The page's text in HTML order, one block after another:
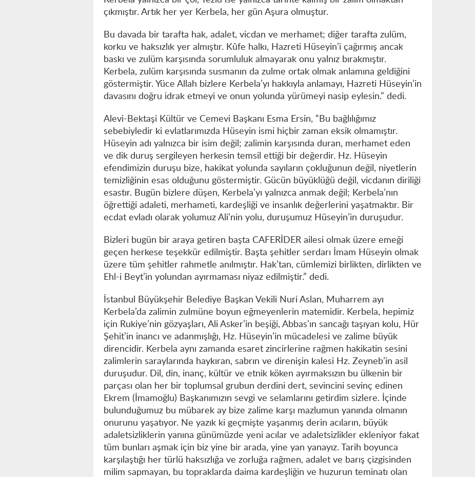
çıkmıştır. Artık her yer Kerbela, her gün Aşura olmuştur.
Bu davada bir tarafta hak, adalet, vicdan ve merhamet; diğer tarafta zulüm,
korku ve haksızlık yer almıştır. Kûfe halkı, Hazreti Hüseyin’i çağırmış ancak
baskı ve zulüm karşısında sorumluluk almayarak onu yalnız bırakmıştır.
Kerbela, zulüm karşısında susmanın da zulme ortak olmak anlamına geldiğini
göstermiştir. Yüce Allah bizlere Kerbela’yı hakkıyla anlamayı, Hazreti Hüseyin’in
davasını doğru idrak etmeyi ve onun yolunda yürümeyi nasip eylesin.” dedi.
Alevi-Bektaşi Kültür ve Cemevi Başkanı Esma Ersin, “Bu bağlılığımız
sebebiyledir ki evlatlarımızda Hüseyin ismi hiçbir zaman eksik olmamıştır.
Hüseyin adı yalnızca bir isim değil; zalimin karşısında duran, merhamet eden
ve dik duruş sergileyen herkesin temsil ettiği bir değerdir. Hz. Hüseyin
efendimizin duruşu bize, hakikat yolunda sayıların çokluğunun değil, niyetlerin
temizliğinin esas olduğunu göstermiştir. Gücün büyüklüğü değil, vicdanın diriliği
esastır. Bugün bizlere düşen, Kerbela’yı yalnızca anmak değil; Kerbela’nın
öğrettiği adaleti, merhameti, kardeşliği ve insanlık değerlerini yaşatmaktır. Bir
ecdat evladı olarak yolumuz Ali’nin yolu, duruşumuz Hüseyin’in duruşudur.
Bizleri bugün bir araya getiren başta CAFERİDER ailesi olmak üzere emeği
geçen herkese teşekkür edilmiştir. Başta şehitler serdarı İmam Hüseyin olmak
üzere tüm şehitler rahmetle anılmıştır. Hak’tan, cümlemizi birlikten, dirlikten ve
Ehl-i Beyt’in yolundan ayırmaması niyaz edilmiştir.” dedi.
İstanbul Büyükşehir Belediye Başkan Vekili Nuri Aslan, Muharrem ayı
Kerbela’da zalimin zulmüne boyun eğmeyenlerin matemidir. Kerbela, hepimiz
için Rukiye’nin gözyaşları, Ali Asker’in beşiği, Abbas’ın sancağı taşıyan kolu, Hür
Şehit’in inancı ve adanmışlığı, Hz. Hüseyin’in mücadelesi ve zalime büyük
direncidir. Kerbela aynı zamanda esaret zincirlerine rağmen hakikatin sesini
zalimlerin saraylarında haykıran, sabrın ve direnişin kalesi Hz. Zeyneb’in asil
duruşudur. Dil, din, inanç, kültür ve etnik köken ayırmaksızın bu ülkenin bir
parçası olan her bir toplumsal grubun derdini dert, sevincini sevinç edinen
Ekrem (İmamoğlu) Başkanımızın sevgi ve selamlarını getirdim sizlere. İçinde
bulunduğumuz bu mübarek ay bize zalime karşı mazlumun yanında olmanın
onurunu yaşatıyor. Ne yazık ki geçmişte yaşanmış derin acıların, büyük
adaletsizliklerin yanına günümüzde yeni acılar ve adaletsizlikler ekleniyor fakat
tüm bunları aşmak için biz yine bir arada, yine yan yanayız. Tarih boyunca
karşılaştığı her türlü haksızlığa ve zorluğa rağmen, adalet ve barış çizgisinden
milim sapmayan, bu topraklarda daima kardeşliğin ve huzurun teminatı olan